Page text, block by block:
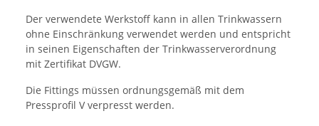
Der verwendete Werkstoff kann in allen Trinkwassern
ohne Einschränkung verwendet werden und entspricht
in seinen Eigenschaften der Trinkwasserverordnung
mit Zertifikat DVGW.
Die Fittings müssen ordnungsgemäß mit dem
Pressprofil V verpresst werden.